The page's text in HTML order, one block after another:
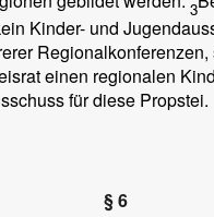
3
Kinder- und
Regionalkonferenzen,
einen regionalen
für diese Propstei.
§ 6